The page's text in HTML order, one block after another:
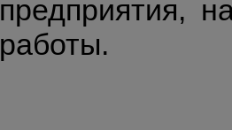
предприятия,
работы.